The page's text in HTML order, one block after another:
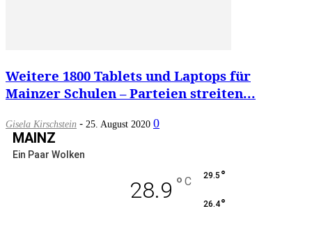
Weitere 1800 Tablets und Laptops für
Mainzer Schulen – Parteien streiten...
Gisela Kirschstein - 25. August 2020 0
MAINZ
Ein Paar Wolken
28.9 ° C 29.5 °
26.4°